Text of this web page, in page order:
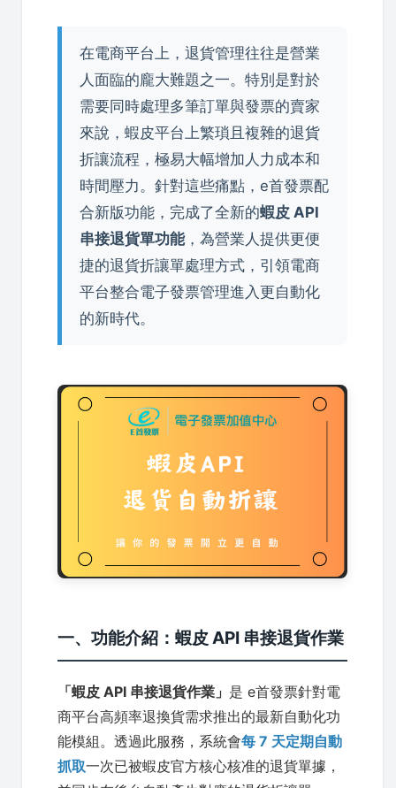
在電商平台上，退貨管理往往是營業
人面臨的龐大難題之一。特別是對於
需要同時處理多筆訂單與發票的賣家
來說，蝦皮平台上繁瑣且複雜的退貨
折讓流程，極易大幅增加人力成本和
時間壓力。針對這些痛點，e首發票配
合新版功能，完成了全新的蝦皮 API
串接退貨單功能，為營業人提供更便
捷的退貨折讓單處理方式，引領電商
平台整合電子發票管理進入更自動化
的新時代。
一、功能介紹：蝦皮 API 串接退貨作業
「蝦皮 API 串接退貨作業」 是 e首發票針對電
商平台高頻率退換貨需求推出的最新自動化功
能模組。透過此服務，系統會每 7 天定期自動
抓取一次已被蝦皮官方核心核准的退貨單據，